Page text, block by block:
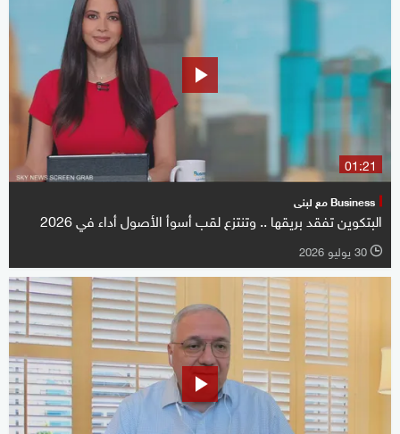
01:21
Business مع لبنى
البتكوين تفقد بريقها .. وتنتزع لقب أسوأ الأصول أداء في 2026
l 30 يوليو 2026